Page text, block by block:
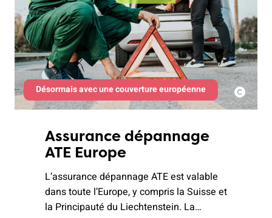
Désormais avec une couverture européenne
Assurance dépannage
ATE Europe
L’assurance dépannage ATE est valable
dans toute l’Europe, y compris la Suisse et
la Principauté du Liechtenstein. La